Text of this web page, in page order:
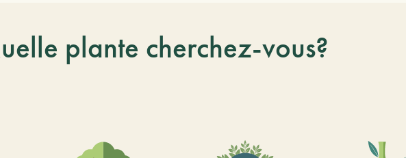
plante cherchez-vous?